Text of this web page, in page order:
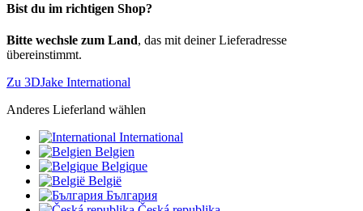
Bist du im richtigen Shop?
Bitte wechsle zum Land, das mit deiner Lieferadresse
übereinstimmt.
Zu 3DJake International
Anderes Lieferland wählen
International
Belgien
Belgique
België
България